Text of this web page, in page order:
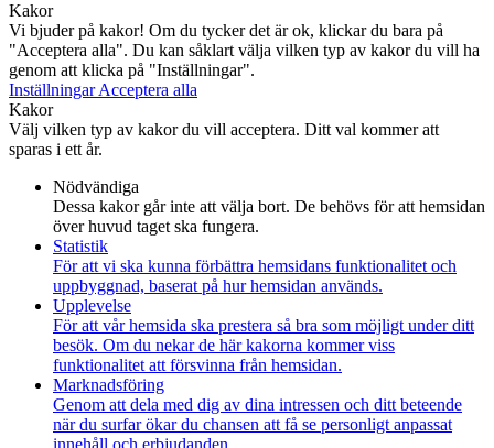
Kakor
Vi bjuder på kakor! Om du tycker det är ok, klickar du bara på
"Acceptera alla". Du kan såklart välja vilken typ av kakor du vill ha
genom att klicka på "Inställningar".
InställningarAcceptera alla
Kakor
Välj vilken typ av kakor du vill acceptera. Ditt val kommer att
sparas i ett år.
Nödvändiga
Dessa kakor går inte att välja bort. De behövs för att hemsidan
över huvud taget ska fungera.
Statistik
För att vi ska kunna förbättra hemsidans funktionalitet och
uppbyggnad, baserat på hur hemsidan används.
Upplevelse
För att vår hemsida ska prestera så bra som möjligt under ditt
besök. Om du nekar de här kakorna kommer viss
funktionalitet att försvinna från hemsidan.
Marknadsföring
Genom att dela med dig av dina intressen och ditt beteende
när du surfar ökar du chansen att få se personligt anpassat
innehåll och erbjudanden.